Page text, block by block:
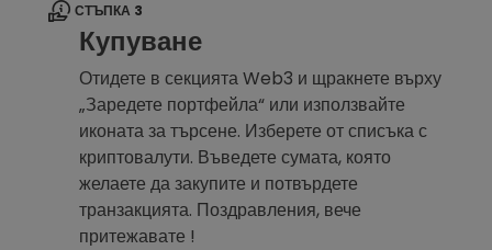
СТЪПКА 3
Купуване
Отидете в секцията Web3 и щракнете върху
„Заредете портфейла“ или използвайте
иконата за търсене. Изберете от списъка с
криптовалути. Въведете сумата, която
желаете да закупите и потвърдете
транзакцията. Поздравления, вече
притежавате !